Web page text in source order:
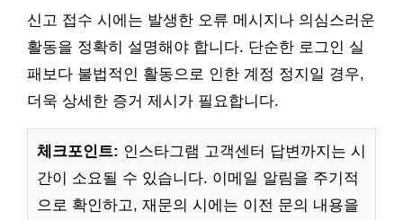
신고 접수 시에는 발생한 오류 메시지나 의심스러운
활동을 정확히 설명해야 합니다. 단순한 로그인 실
패보다 불법적인 활동으로 인한 계정 정지일 경우,
더욱 상세한 증거 제시가 필요합니다.
체크포인트: 인스타그램 고객센터 답변까지는 시
간이 소요될 수 있습니다. 이메일 알림을 주기적
으로 확인하고, 재문의 시에는 이전 문의 내용을